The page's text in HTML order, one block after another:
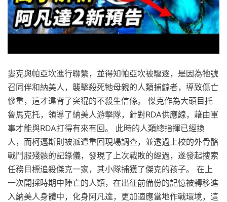
婁克與帕亞坎進行聯繫，並得知帕亞坎被驅逐，是因為牠號
召同伴和納美人，襲擊殺死牠母親的人類捕鯨者，導致傷亡
慘重，這才違背了突猑的不殺生信條。 傑克作為大頭目托
魯馬克托，領導了納美人游擊隊，針對RDA供應線，藉由軍
事才能與RDA打得有來有回。 此時的人類總指揮已經換
人，而柯邁斯則被派遣重回現場調查，並透過上校的外骨骼
戰鬥服殘骸的記錄儀，發現了上次戰敗的經過，遂發起搜索
任務目標追殺傑克一家，其小隊捕獲了傑克的孩子。 在上
一次開採時期中陣亡的人類，在出征前備份的記憶被轉移進
入納美人身體中，化身阿凡達，更加適應當地作戰環境，這